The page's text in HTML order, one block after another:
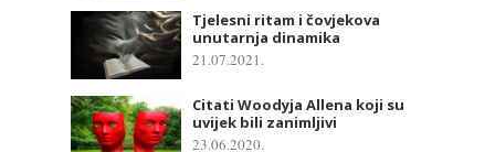
Tjelesni ritam i čovjekova
unutarnja dinamika
21.07.2021.
Citati Woodyja Allena koji su
uvijek bili zanimljivi
23.06.2020.